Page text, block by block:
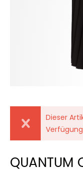
Dieser
QUANTUM